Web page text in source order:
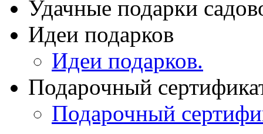
Удачные подарки
Идеи подарков
Идеи подарков.
Подарочный
Подарочный